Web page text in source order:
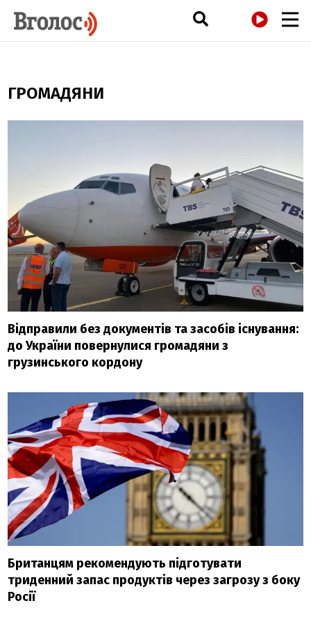
ГРОМАДЯНИ
Відправили без документів та засобів існування:
до України повернулися громадяни з
грузинського кордону
Британцям рекомендують підготувати
триденний запас продуктів через загрозу з боку
Росії